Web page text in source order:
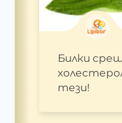
Билки
тези!